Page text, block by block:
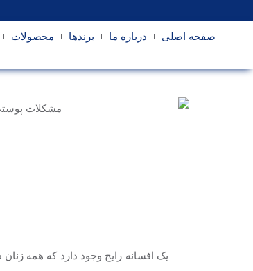
صفحه اصلی درباره ما برندها محصولات
یک افسانه رایج وجود دارد که همه